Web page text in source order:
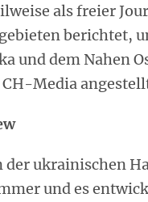
als freier
berichtet,
und dem Nahen
Media
der ukrainischen
und es